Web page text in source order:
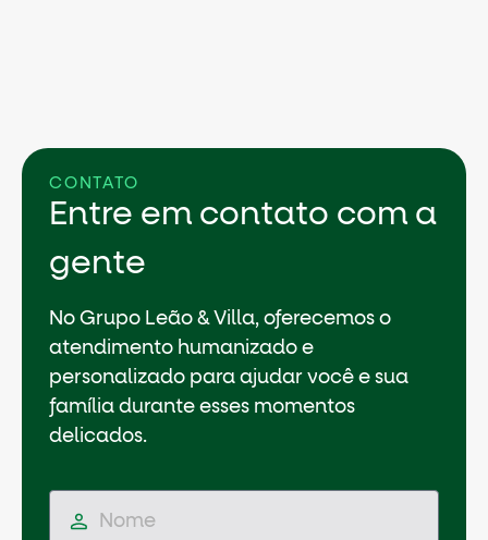
CONTATO
Entre em contato com a
gente
No Grupo Leão & Villa, oferecemos o
atendimento humanizado e
personalizado para ajudar você e sua
família durante esses momentos
delicados.